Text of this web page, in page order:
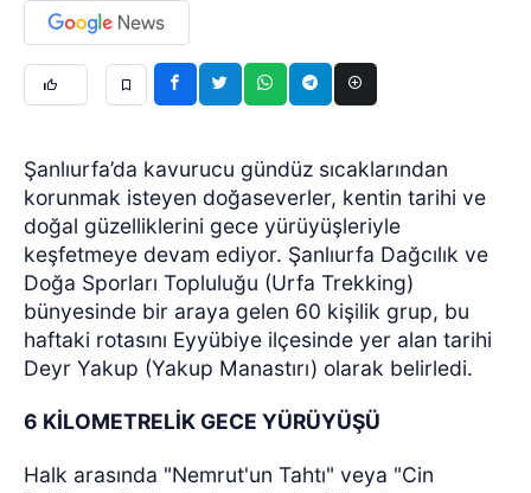
Şanlıurfa’da kavurucu gündüz sıcaklarından
korunmak isteyen doğaseverler, kentin tarihi ve
doğal güzelliklerini gece yürüyüşleriyle
keşfetmeye devam ediyor. Şanlıurfa Dağcılık ve
Doğa Sporları Topluluğu (Urfa Trekking)
bünyesinde bir araya gelen 60 kişilik grup, bu
haftaki rotasını Eyyübiye ilçesinde yer alan tarihi
Deyr Yakup (Yakup Manastırı) olarak belirledi.
6 KİLOMETRELİK GECE YÜRÜYÜŞÜ
Halk arasında "Nemrut'un Tahtı" veya "Cin